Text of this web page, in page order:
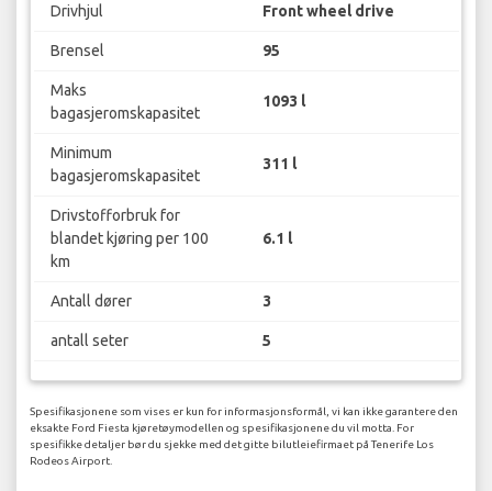
Drivhjul Front wheel drive
Brensel 95
Maks
bagasjeromskapasitet
1093 l
Minimum
bagasjeromskapasitet
311 l
Drivstofforbruk for
blandet kjøring per 100
km
6.1 l
Antall dører 3
antall seter 5
Spesifikasjonene som vises er kun for informasjonsformål, vi kan ikke garantere den
eksakte Ford Fiesta kjøretøymodellen og spesifikasjonene du vil motta. For
spesifikke detaljer bør du sjekke med det gitte bilutleiefirmaet på Tenerife Los
Rodeos Airport.